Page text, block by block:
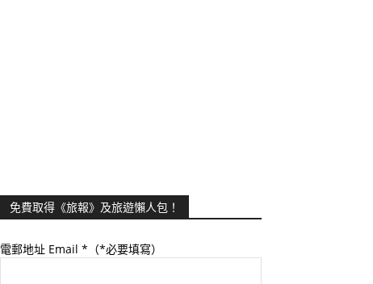
免費取得《旅報》及旅遊懶人包！
電郵地址 Email *（*必要填寫）